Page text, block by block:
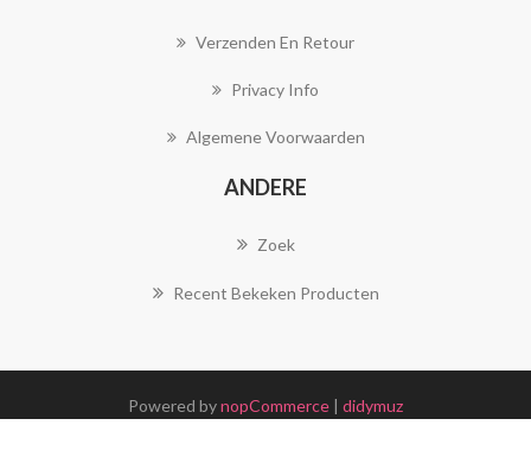
Verzenden En Retour
Privacy Info
Algemene Voorwaarden
ANDERE
Zoek
Recent Bekeken Producten
Powered bynopCommerce | didymuz